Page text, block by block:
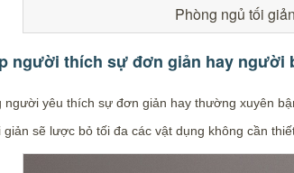
Phòng ngủ tối
người thích sự đơn giản hay người
người yêu thích sự đơn giản hay thường xuyên
giản sẽ lược bỏ tối đa các vật dụng không cần